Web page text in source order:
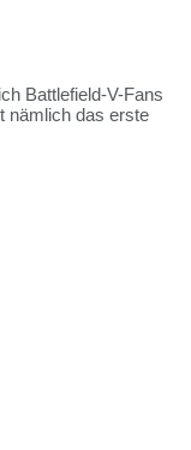
Battlefield-V-Fans
nämlich das erste